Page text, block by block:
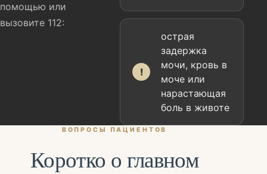
помощью или
вызовите 112:
!
острая
задержка
мочи, кровь в
моче или
нарастающая
боль в животе
ВОПРОСЫ ПАЦИЕНТОВ
Коротко о главном